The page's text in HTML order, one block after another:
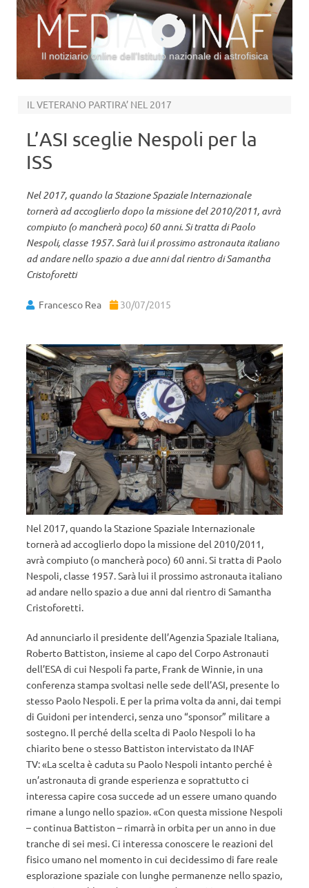
Il notiziario online dell’Istituto nazionale di astrofisica
IL VETERANO PARTIRA’ NEL 2017
L’ASI sceglie Nespoli per la
ISS
Nel 2017, quando la Stazione Spaziale Internazionale
tornerà ad accoglierlo dopo la missione del 2010/2011, avrà
compiuto (o mancherà poco) 60 anni. Si tratta di Paolo
Nespoli, classe 1957. Sarà lui il prossimo astronauta italiano
ad andare nello spazio a due anni dal rientro di Samantha
Cristoforetti
Francesco Rea 30/07/2015
Nel 2017, quando la Stazione Spaziale Internazionale
tornerà ad accoglierlo dopo la missione del 2010/2011,
avrà compiuto (o mancherà poco) 60 anni. Si tratta di Paolo
Nespoli, classe 1957. Sarà lui il prossimo astronauta italiano
ad andare nello spazio a due anni dal rientro di Samantha
Cristoforetti.
Ad annunciarlo il presidente dell’Agenzia Spaziale Italiana,
Roberto Battiston, insieme al capo del Corpo Astronauti
dell’ESA di cui Nespoli fa parte, Frank de Winnie, in una
conferenza stampa svoltasi nelle sede dell’ASI, presente lo
stesso Paolo Nespoli. E per la prima volta da anni, dai tempi
di Guidoni per intenderci, senza uno “sponsor” militare a
sostegno. Il perché della scelta di Paolo Nespoli lo ha
chiarito bene o stesso Battiston intervistato da INAF
TV: «La scelta è caduta su Paolo Nespoli intanto perché è
un’astronauta di grande esperienza e soprattutto ci
interessa capire cosa succede ad un essere umano quando
rimane a lungo nello spazio». «Con questa missione Nespoli
– continua Battiston – rimarrà in orbita per un anno in due
tranche di sei mesi. Ci interessa conoscere le reazioni del
fisico umano nel momento in cui decidessimo di fare reale
esplorazione spaziale con lunghe permanenze nello spazio,